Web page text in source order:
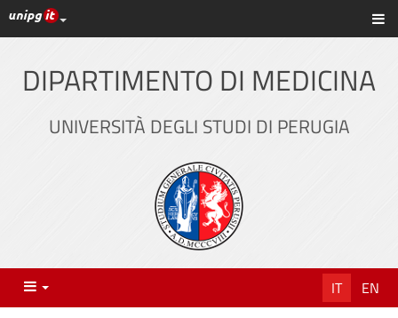
Vai
al
principale
Link ai principali servizi web di Ateneo
DIPARTIMENTO DI MEDICINA
UNIVERSITÀ DEGLI STUDI DI PERUGIA
Menu IT EN